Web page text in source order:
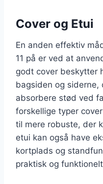
Cover og Etui
En anden effektiv
11 på er ved at
godt cover beskytter
bagsiden og
absorbere stød ved
forskellige typer
til mere robuste, der
etui kan også have
kortplads og
praktisk og